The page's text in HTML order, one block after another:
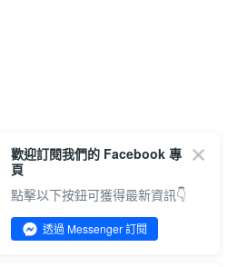
歡迎訂閱我們的 Facebook 專
頁
點擊以下按鈕可獲得最新資訊👇
透過 Messenger 訂閱